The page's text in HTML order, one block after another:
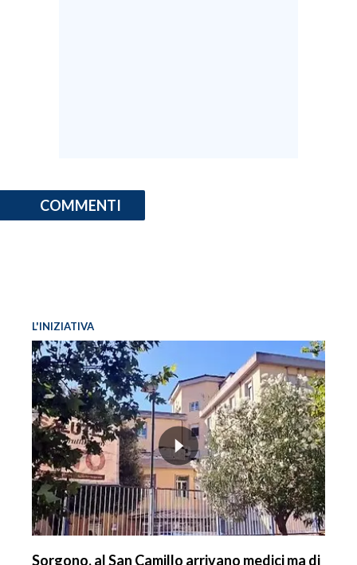
COMMENTI
L'INIZIATIVA
Sorgono, al San Camillo arrivano medici ma di